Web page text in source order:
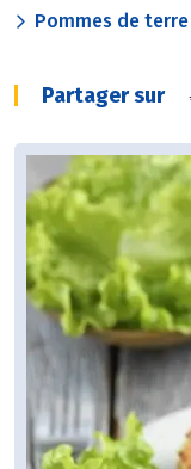
Pommes de
Partager sur